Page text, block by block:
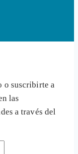
o suscribirte a
las
a través del